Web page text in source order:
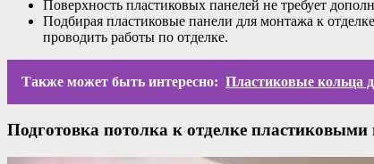
Поверхность пластиковых панелей не требует
Подбирая пластиковые панели для монтажа к
проводить работы по отделке.
Также может быть интересно: Пластиковые кольца
Подготовка потолка к отделке